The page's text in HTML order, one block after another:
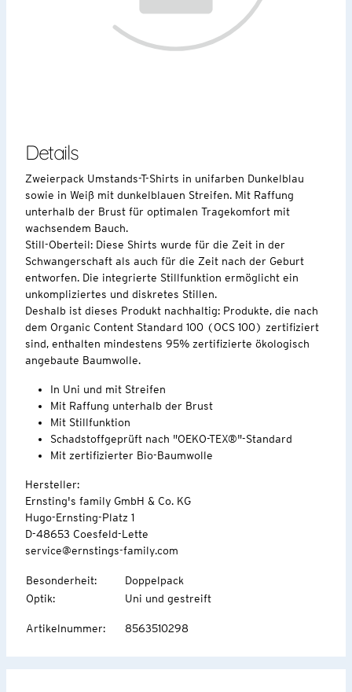
Details
Zweierpack Umstands-T-Shirts in unifarben Dunkelblau
sowie in Weiß mit dunkelblauen Streifen. Mit Raffung
unterhalb der Brust für optimalen Tragekomfort mit
wachsendem Bauch.
Still-Oberteil: Diese Shirts wurde für die Zeit in der
Schwangerschaft als auch für die Zeit nach der Geburt
entworfen. Die integrierte Stillfunktion ermöglicht ein
unkompliziertes und diskretes Stillen.
Deshalb ist dieses Produkt nachhaltig: Produkte, die nach
dem Organic Content Standard 100 (OCS 100) zertifiziert
sind, enthalten mindestens 95% zertifizierte ökologisch
angebaute Baumwolle.
In Uni und mit Streifen
Mit Raffung unterhalb der Brust
Mit Stillfunktion
Schadstoffgeprüft nach "OEKO-TEX®"-Standard
Mit zertifizierter Bio-Baumwolle
Hersteller:
Ernsting's family GmbH & Co. KG
Hugo-Ernsting-Platz 1
D-48653 Coesfeld-Lette
service@ernstings-family.com
Besonderheit:
Doppelpack
Optik: Uni und gestreift
Artikelnummer: 8563510298